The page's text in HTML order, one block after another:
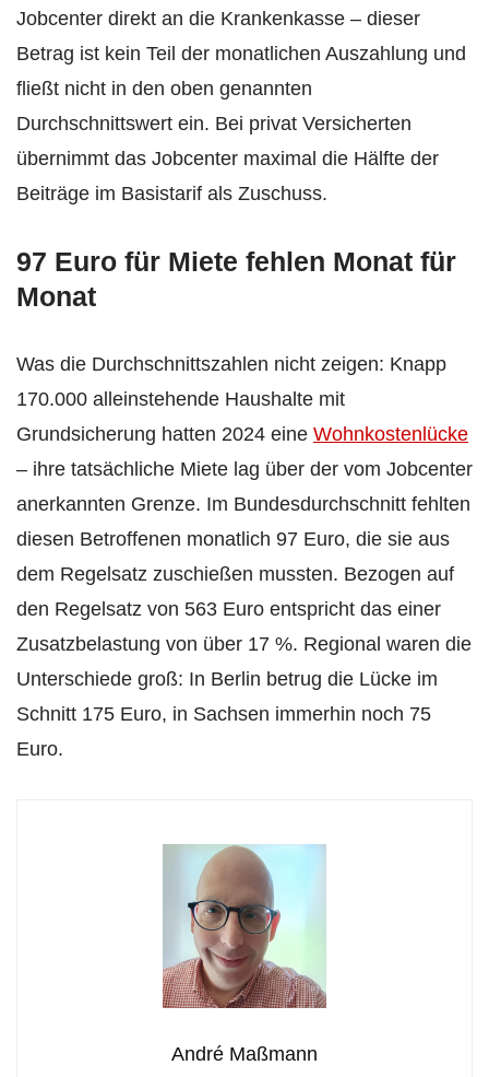
Jobcenter direkt an die Krankenkasse – dieser
Betrag ist kein Teil der monatlichen Auszahlung und
fließt nicht in den oben genannten
Durchschnittswert ein. Bei privat Versicherten
übernimmt das Jobcenter maximal die Hälfte der
Beiträge im Basistarif als Zuschuss.
97 Euro für Miete fehlen Monat für
Monat
Was die Durchschnittszahlen nicht zeigen: Knapp
170.000 alleinstehende Haushalte mit
Grundsicherung hatten 2024 eine Wohnkostenlücke
– ihre tatsächliche Miete lag über der vom Jobcenter
anerkannten Grenze. Im Bundesdurchschnitt fehlten
diesen Betroffenen monatlich 97 Euro, die sie aus
dem Regelsatz zuschießen mussten. Bezogen auf
den Regelsatz von 563 Euro entspricht das einer
Zusatzbelastung von über 17 %. Regional waren die
Unterschiede groß: In Berlin betrug die Lücke im
Schnitt 175 Euro, in Sachsen immerhin noch 75
Euro.
André Maßmann